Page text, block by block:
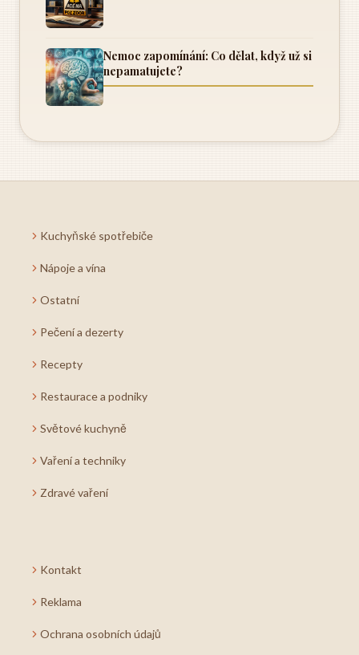
Nemoc zapomínání: Co dělat, když už si
nepamatujete?
Kuchyňské spotřebiče
Nápoje a vína
Ostatní
Pečení a dezerty
Recepty
Restaurace a podniky
Světové kuchyně
Vaření a techniky
Zdravé vaření
Kontakt
Reklama
Ochrana osobních údajů